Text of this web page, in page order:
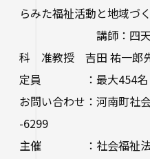
らみた福祉活動と地域づく
講師：四天王寺
科 准教授 吉田 祐一郎
定員 ：最大454名
お問い合わせ：河南町
-6299
主催 ：社会福祉法人